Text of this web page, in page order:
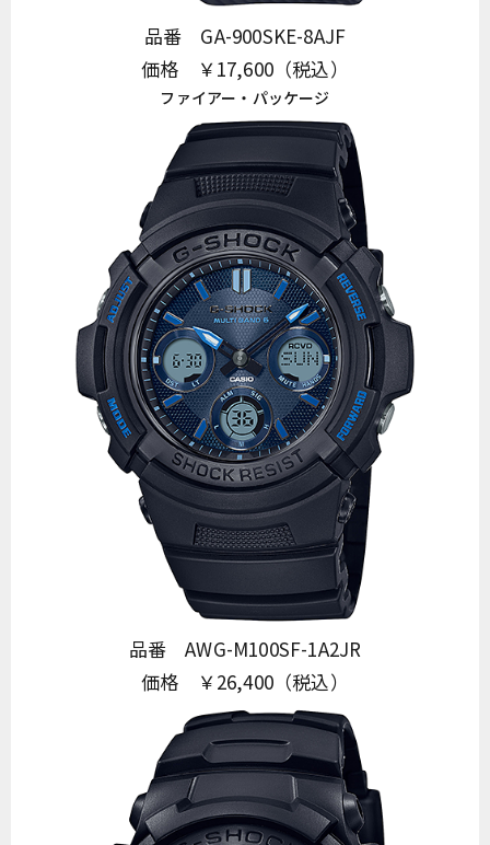
品番 GA-900SKE-8AJF
価格 ￥17,600（税込）
ファイアー・パッケージ
品番 AWG-M100SF-1A2JR
価格 ￥26,400（税込）